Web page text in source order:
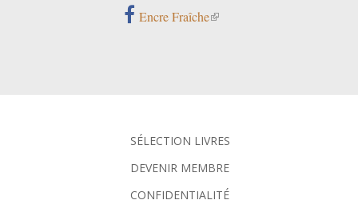
Encre Fraîche
SÉLECTION LIVRES
DEVENIR MEMBRE
CONFIDENTIALITÉ